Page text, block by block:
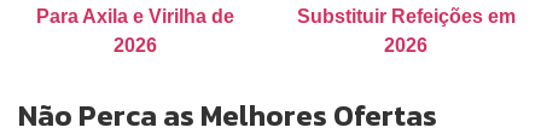
Para Axila e Virilha de
2026
Substituir Refeições em
2026
Não Perca as Melhores Ofertas